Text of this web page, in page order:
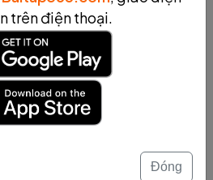
đo thể tích nhỏ hơn hoặc lớn
sử dụng nhất là lít (l), đây là
các chất lỏng. 1 lít bằng 0,001
có đơn vị phụ là centimét khối
đo thể tích của các vật rắn hoặc
0,000 001 mét khối.
đổi. Ví dụ, để chuyển đổi từ lít
trên điện thoại.
Đóng